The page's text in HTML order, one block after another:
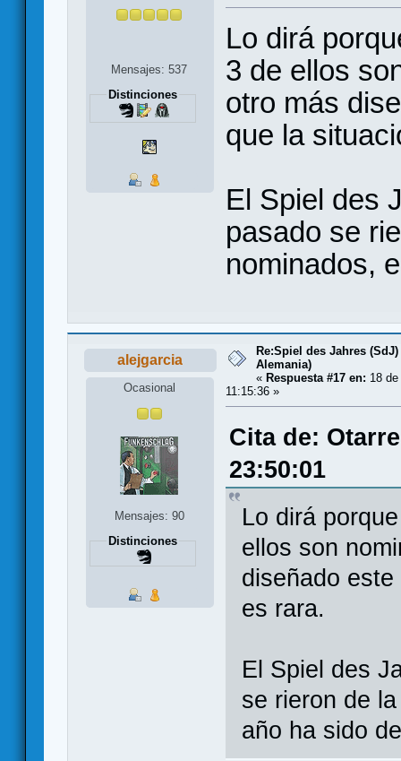
Mensajes: 537
Distinciones
Lo dirá
3 de ellos
otro más
que la
El Spiel des
pasado se
nominados,
alejgarcia
Ocasional
Mensajes: 90
Distinciones
Re:Spiel des Jahres
Alemania)
« Respuesta #17 en: 18
11:15:36 »
Cita de:
23:50:01
Lo dirá
ellos son
diseñado
es rara.
El Spiel des
se rieron de
año ha sido